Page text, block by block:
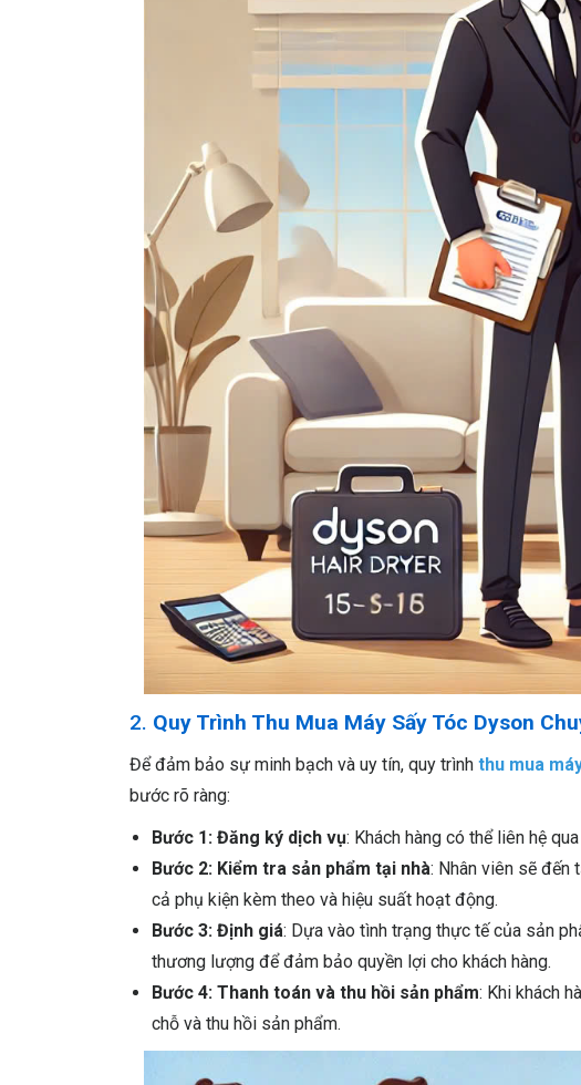
2. Quy Trình Thu Mua Máy Sấy Tóc Dyson
Để đảm bảo sự minh bạch và uy tín, quy trình thu mua
bước rõ ràng:
Bước 1: Đăng ký dịch vụ: Khách hàng có thể liên hệ
Bước 2: Kiểm tra sản phẩm tại nhà: Nhân viên sẽ đến
cả phụ kiện kèm theo và hiệu suất hoạt động.
Bước 3: Định giá: Dựa vào tình trạng thực tế của sản
thương lượng để đảm bảo quyền lợi cho khách hàng.
Bước 4: Thanh toán và thu hồi sản phẩm: Khi khách
chỗ và thu hồi sản phẩm.